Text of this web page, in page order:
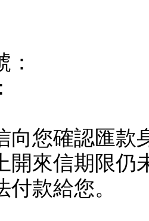
向您確認匯款
開來信期限仍
款給您。